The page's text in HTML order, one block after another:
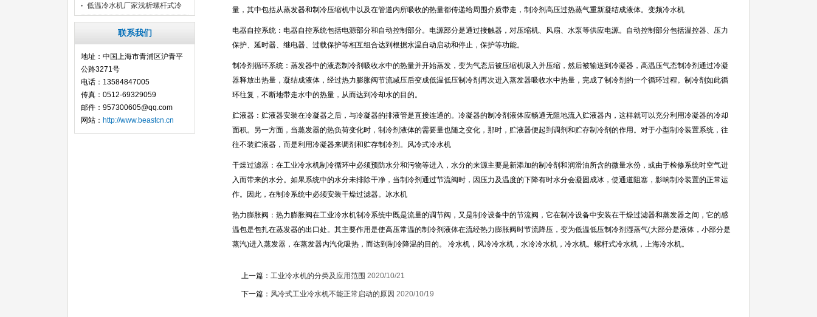
1
式
低温冷水机厂家浅析螺杆式冷
水
联系我们
地址：中国上海市青浦区沪青平
公路3271号
电话：13584847005
传真：0512-69329059
邮件：957300605@qq.com
网站： http://www.beastcn.cn
量，其中包括从蒸发器和制冷压缩机中以及在管道内所吸收的热量都传递给周围介质带走，制冷剂高压过热蒸气重新凝结成液体。变频冷水机
电器自控系统：电器自控系统包括电源部分和自动控制部分。电源部分是通过接触器，对压缩机、风扇、水泵等供应电源。自动控制部分包括温控器、压力
保护、延时器、继电器、过载保护等相互组合达到根据水温自动启动和停止，保护等功能。
制冷剂循环系统：蒸发器中的液态制冷剂吸收水中的热量并开始蒸发，变为气态后被压缩机吸入并压缩，然后被输送到冷凝器，高温压气态制冷剂通过冷凝
器释放出热量，凝结成液体，经过热力膨胀阀节流减压后变成低温低压制冷剂再次进入蒸发器吸收水中热量，完成了制冷剂的一个循环过程。制冷剂如此循
环往复，不断地带走水中的热量，从而达到冷却水的目的。
贮液器：贮液器安装在冷凝器之后，与冷凝器的排液管是直接连通的。冷凝器的制冷剂液体应畅通无阻地流入贮液器内，这样就可以充分利用冷凝器的冷却
面积。另一方面，当蒸发器的热负荷变化时，制冷剂液体的需要量也随之变化，那时，贮液器便起到调剂和贮存制冷剂的作用。对于小型制冷装置系统，往
往不装贮液器，而是利用冷凝器来调剂和贮存制冷剂。风冷式冷水机
干燥过滤器：在工业冷水机制冷循环中必须预防水分和污物等进入，水分的来源主要是新添加的制冷剂和润滑油所含的微量水份，或由于检修系统时空气进
入而带来的水分。如果系统中的水分未排除干净，当制冷剂通过节流阀时，因压力及温度的下降有时水分会凝固成冰，使通道阻塞，影响制冷装置的正常运
作。因此，在制冷系统中必须安装干燥过滤器。冰水机
热力膨胀阀：热力膨胀阀在工业冷水机制冷系统中既是流量的调节阀，又是制冷设备中的节流阀，它在制冷设备中安装在干燥过滤器和蒸发器之间，它的感
温包是包扎在蒸发器的出口处。其主要作用是使高压常温的制冷剂液体在流经热力膨胀阀时节流降压，变为低温低压制冷剂湿蒸气(大部分是液体，小部分是
蒸汽)进入蒸发器，在蒸发器内汽化吸热，而达到制冷降温的目的。 冷水机 ， 风冷冷水机 ， 水冷冷水机 ， 冷水机。 螺杆式冷水机 ， 上海冷水机。
上一篇： 工业冷水机的分类及应用范围 2020/10/21
下一篇： 风冷式工业冷水机不能正常启动的原因 2020/10/19